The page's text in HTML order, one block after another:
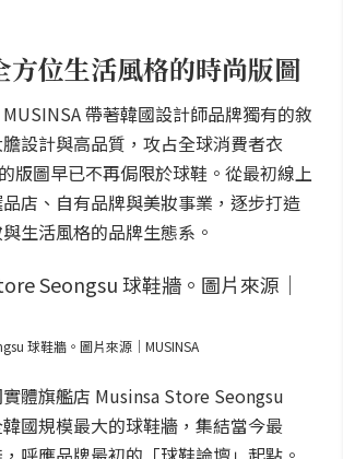
方位生活風格的時尚版圖
帶著韓國設計師品牌獨有的敘
設計與高品質，攻占全球消費者衣
版圖早已不再侷限於球鞋。從最初線上
店、自有品牌與美妝事業，逐步打造
生活風格的品牌生態系。
球鞋牆。圖片來源｜MUSINSA
體旗艦店 Musinsa Store Seongsu
國規模最大的球鞋牆，集結當今最